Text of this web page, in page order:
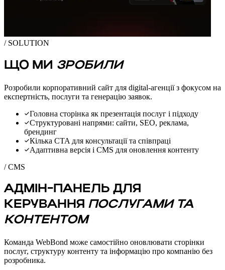
/ SOLUTION
ЩО МИ ЗРОБИЛИ
Розробили корпоративний сайт для digital-агенції з фокусом на
експертність, послуги та генерацію заявок.
Головна сторінка як презентація послуг і підходу
Структуровані напрями: сайти, SEO, реклама,
брендинг
Кілька CTA для консультації та співпраці
Адаптивна версія і CMS для оновлення контенту
/ CMS
АДМІН-ПАНЕЛЬ ДЛЯ
КЕРУВАННЯ ПОСЛУГАМИ ТА
КОНТЕНТОМ
Команда WebBond може самостійно оновлювати сторінки
послуг, структуру контенту та інформацію про компанію без
розробника.